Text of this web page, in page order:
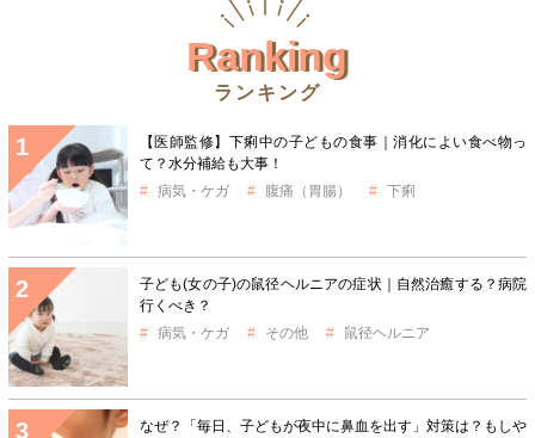
Ranking
ランキング
【医師監修】下痢中の子どもの食事｜消化によい食べ物っ
て？水分補給も大事！
病気・ケガ
腹痛（胃腸） 下痢
子ども(女の子)の鼠径ヘルニアの症状｜自然治癒する？病院
行くべき？
病気・ケガ
その他 鼠径ヘルニア
なぜ？「毎日、子どもが夜中に鼻血を出す」対策は？もしや